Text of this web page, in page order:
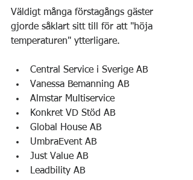
Väldigt många förstagångs gäster
gjorde såklart sitt till för att "höja
temperaturen" ytterligare.
Central Service i Sverige AB
Vanessa Bemanning AB
Almstar Multiservice
Konkret VD Stöd AB
Global House AB
UmbraEvent AB
Just Value AB
Leadbility AB